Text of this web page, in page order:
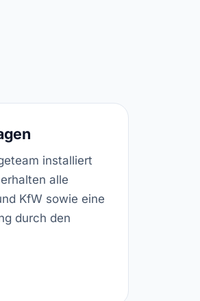
installiert
alle
KfW sowie eine
durch den